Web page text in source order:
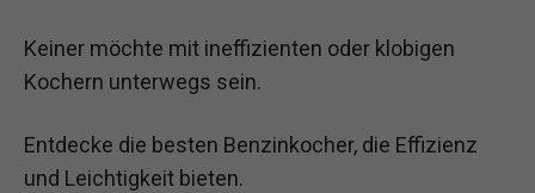
Keiner möchte mit ineffizienten oder klobigen
Kochern unterwegs sein.
Entdecke die besten Benzinkocher, die Effizienz
und Leichtigkeit bieten.